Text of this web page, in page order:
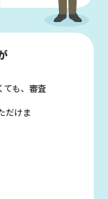
も、 審査
だけま